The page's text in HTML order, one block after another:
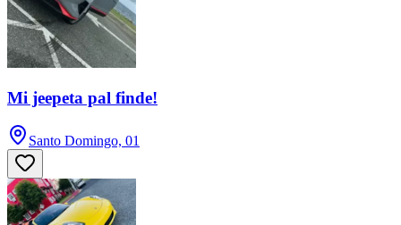
Mi jeepeta pal finde!
Santo Domingo, 01